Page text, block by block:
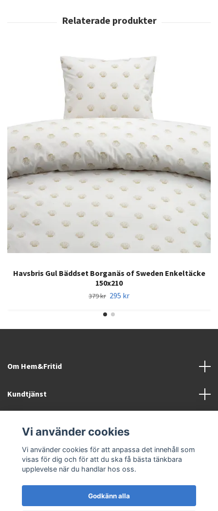
Havsbris Gul Bäddset Borganäs of Sweden Enkeltäcke
150x210
379 kr 295 kr
Om Hem&Fritid
Kundtjänst
Sociala medier
Vi använder cookies
Vi använder cookies för att anpassa det innehåll som
visas för dig och för att du ska få bästa tänkbara
upplevelse när du handlar hos oss.
Godkänn alla